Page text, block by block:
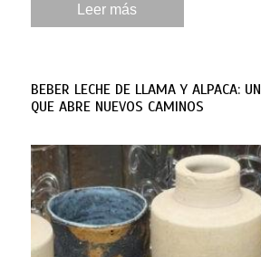
Leer más
BEBER LECHE DE LLAMA Y ALPACA:
QUE ABRE NUEVOS CAMINOS